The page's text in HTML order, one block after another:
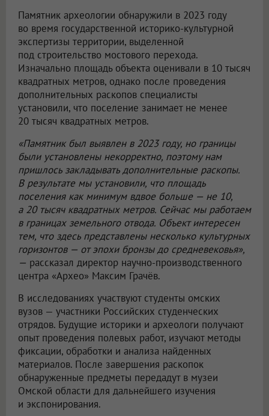
Памятник археологии обнаружили в 2023 году
во время государственной историко-культурной
экспертизы территории, выделенной
под строительство мостового перехода.
Изначально площадь объекта оценивали в 10 тысяч
квадратных метров, однако после проведения
дополнительных раскопов специалисты
установили, что поселение занимает не менее
20 тысяч квадратных метров.
«Памятник был выявлен в 2023 году, но границы
были установлены некорректно, поэтому нам
пришлось закладывать дополнительные раскопы.
В результате мы установили, что площадь
поселения как минимум вдвое больше — не 10,
а 20 тысяч квадратных метров. Сейчас мы работаем
в границах земельного отвода. Объект интересен
тем, что здесь представлены несколько культурных
горизонтов — от эпохи бронзы до средневековья»,
— рассказал директор научно-производственного
центра «Архео» Максим Грачёв.
В исследованиях участвуют студенты омских
вузов — участники Российских студенческих
отрядов. Будущие историки и археологи получают
опыт проведения полевых работ, изучают методы
фиксации, обработки и анализа найденных
материалов. После завершения раскопок
обнаруженные предметы передадут в музеи
Омской области для дальнейшего изучения
и экспонирования.